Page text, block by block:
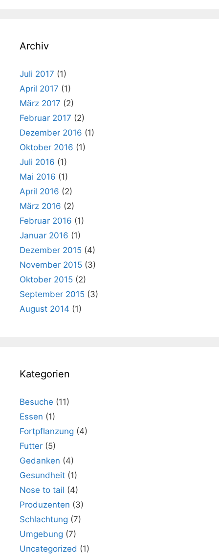
Archiv
Juli 2017 (1)
April 2017 (1)
März 2017 (2)
Februar 2017 (2)
Dezember 2016 (1)
Oktober 2016 (1)
Juli 2016 (1)
Mai 2016 (1)
April 2016 (2)
März 2016 (2)
Februar 2016 (1)
Januar 2016 (1)
Dezember 2015 (4)
November 2015 (3)
Oktober 2015 (2)
September 2015 (3)
August 2014 (1)
Kategorien
Besuche (11)
Essen (1)
Fortpflanzung (4)
Futter (5)
Gedanken (4)
Gesundheit (1)
Nose to tail (4)
Produzenten (3)
Schlachtung (7)
Umgebung (7)
Uncategorized (1)